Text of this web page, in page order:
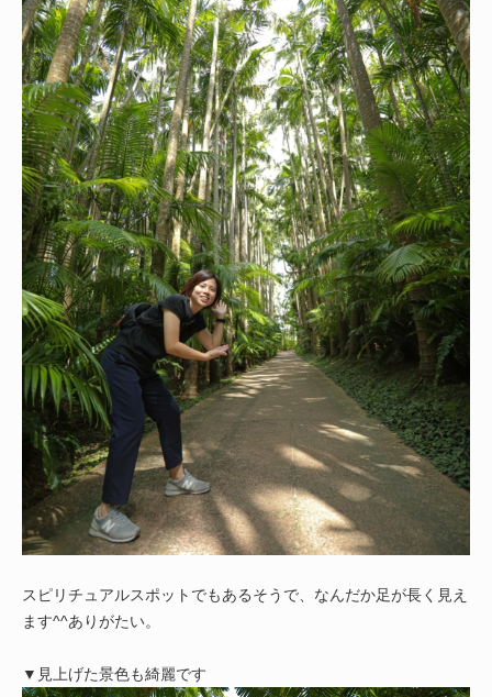
スピリチュアルスポットでもあるそうで、なんだか足が長く見え
ます^^ありがたい。
▼見上げた景色も綺麗です